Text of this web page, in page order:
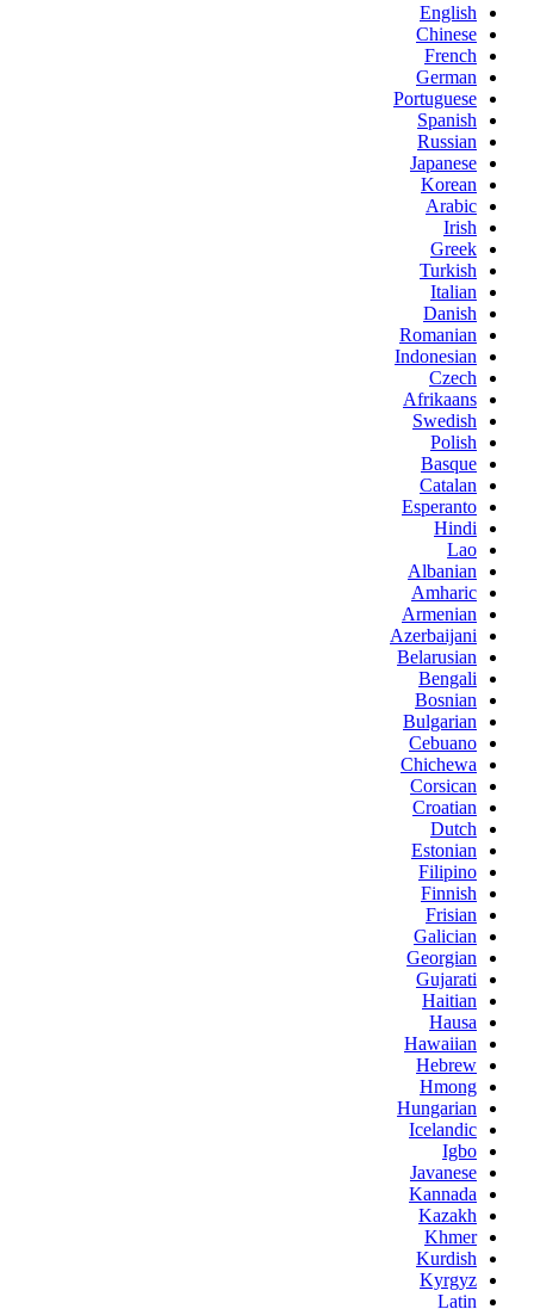
English
Chinese
French
German
Portuguese
Spanish
Russian
Japanese
Korean
Arabic
Irish
Greek
Turkish
Italian
Danish
Romanian
Indonesian
Czech
Afrikaans
Swedish
Polish
Basque
Catalan
Esperanto
Hindi
Lao
Albanian
Amharic
Armenian
Azerbaijani
Belarusian
Bengali
Bosnian
Bulgarian
Cebuano
Chichewa
Corsican
Croatian
Dutch
Estonian
Filipino
Finnish
Frisian
Galician
Georgian
Gujarati
Haitian
Hausa
Hawaiian
Hebrew
Hmong
Hungarian
Icelandic
Igbo
Javanese
Kannada
Kazakh
Khmer
Kurdish
Kyrgyz
Latin